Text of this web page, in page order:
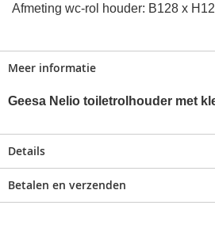
Afmeting wc-rol houder: B128 x
Meer informatie
Geesa Nelio toiletrolhouder met
Details
Betalen en verzenden